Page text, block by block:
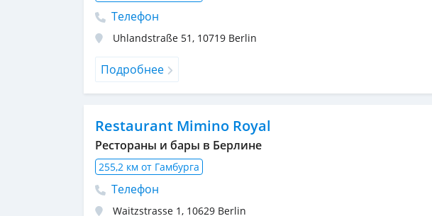
Телефон
Uhlandstraße 51, 10719 Berlin
Подробнее
Restaurant Mimino Royal
Рестораны и бары в Берлине
255,2 км от Гамбурга
Телефон
Waitzstrasse 1, 10629 Berlin